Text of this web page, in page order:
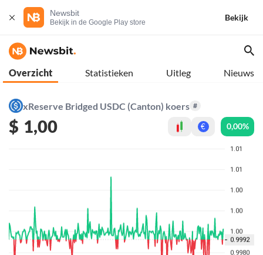
Newsbit
Bekijk in de Google Play store
Bekijk
Overzicht Statistieken Uitleg Nieuws
xReserve Bridged USDC (Canton) koers #
$ 1,00 € 0,00%